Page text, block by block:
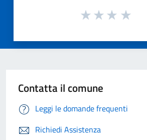
Contatta il comune
Leggi le domande frequenti
Richiedi Assistenza